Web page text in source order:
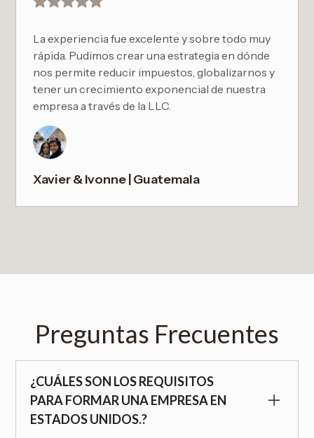
La experiencia fue excelente y sobre todo muy
rápida. Pudimos crear una estrategia en dónde
nos permite reducir impuestos, globalizarnos y
tener un crecimiento exponencial de nuestra
empresa a través de la LLC.
Xavier & Ivonne | Guatemala
Preguntas Frecuentes
¿CUÁLES SON LOS REQUISITOS
PARA FORMAR UNA EMPRESA EN
ESTADOS UNIDOS.?